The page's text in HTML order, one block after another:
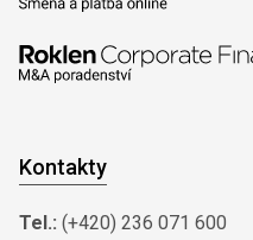
Kontakty
Tel.: (+420) 236 071 600